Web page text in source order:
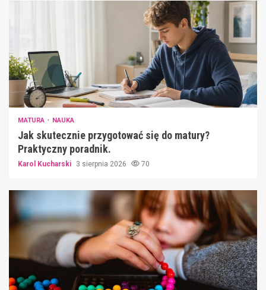
MATURA NAUKA
Jak skutecznie przygotować się do matury?
Praktyczny poradnik.
Karol Kucharski 3 sierpnia 2026 70